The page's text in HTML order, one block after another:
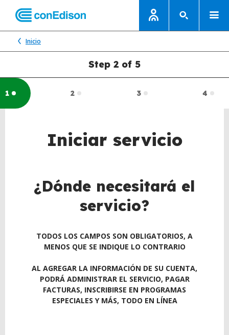
Inicio
Step 2 of 5
Current:
1 Incompleted:
2 Incompleted:
3 4
Iniciar servicio
¿Dónde necesitará el
servicio?
TODOS LOS CAMPOS SON OBLIGATORIOS, A
MENOS QUE SE INDIQUE LO CONTRARIO
AL AGREGAR LA INFORMACIÓN DE SU CUENTA,
PODRÁ ADMINISTRAR EL SERVICIO, PAGAR
FACTURAS, INSCRIBIRSE EN PROGRAMAS
ESPECIALES Y MÁS, TODO EN LÍNEA